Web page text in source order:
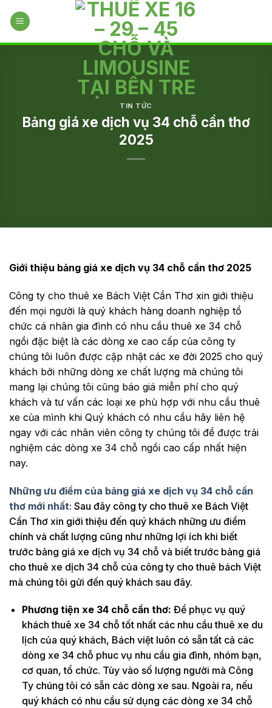
TIN TỨC
Bảng giá xe dịch vụ 34 chỗ cần thơ
2025
Giới thiệu bảng giá xe dịch vụ 34 chỗ cần thơ 2025
Công ty cho thuê xe Bách Việt Cần Thơ xin giới thiệu
đến mọi người là quý khách hàng doanh nghiệp tổ
chức cá nhân gia đình có nhu cầu thuê xe 34 chỗ
ngồi đặc biệt là các dòng xe cao cấp của công ty
chúng tôi luôn được cập nhật các xe đời 2025 cho quý
khách bởi những dòng xe chất lượng mà chúng tôi
mang lại chúng tôi cũng báo giá miễn phí cho quý
khách và tư vấn các loại xe phù hợp với nhu cầu thuê
xe của mình khi Quý khách có nhu cầu hãy liên hệ
ngay với các nhân viên công ty chúng tôi để được trải
nghiệm các dòng xe 34 chỗ ngồi cao cấp nhất hiện
nay.
Những ưu điểm của bảng giá xe dịch vụ 34 chỗ cần
thơ mới nhất: Sau đây công ty cho thuê xe Bách Việt
Cần Thơ xin giới thiệu đến quý khách những ưu điểm
chính và chất lượng cũng như những lợi ích khi biết
trước bảng giá xe dịch vụ 34 chỗ và biết trước bảng giá
cho thuê xe dịch 34 chỗ của công ty cho thuê bách Việt
mà chúng tôi gửi đến quý khách sau đây.
Phương tiện xe 34 chỗ cần thơ: Để phục vụ quý
khách thuê xe 34 chỗ tốt nhất các nhu cầu thuê xe du
lịch của quý khách, Bách việt luôn có sẵn tất cả các
dòng xe 34 chỗ phuc vụ nhu cầu gia đình, nhóm bạn,
cơ quan, tổ chức. Tùy vào số lượng người mà Công
Ty chúng tôi có sẵn các dòng xe sau. Ngoài ra, nếu
quý khách có nhu cầu sử dụng các dòng xe 34 chỗ